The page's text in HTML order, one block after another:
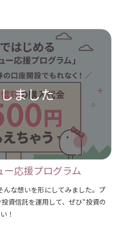
応援プログラム
んな想いを形にしてみました。プ
資信託を運用して、ぜひ“投資の
！